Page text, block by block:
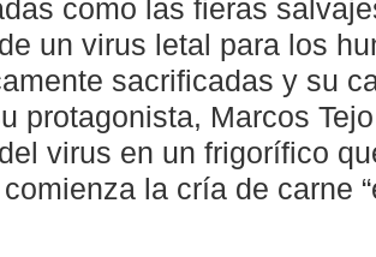
como las fieras
un virus letal para los
sacrificadas y su
protagonista, Marcos
virus en un frigorífico
la cría de carne